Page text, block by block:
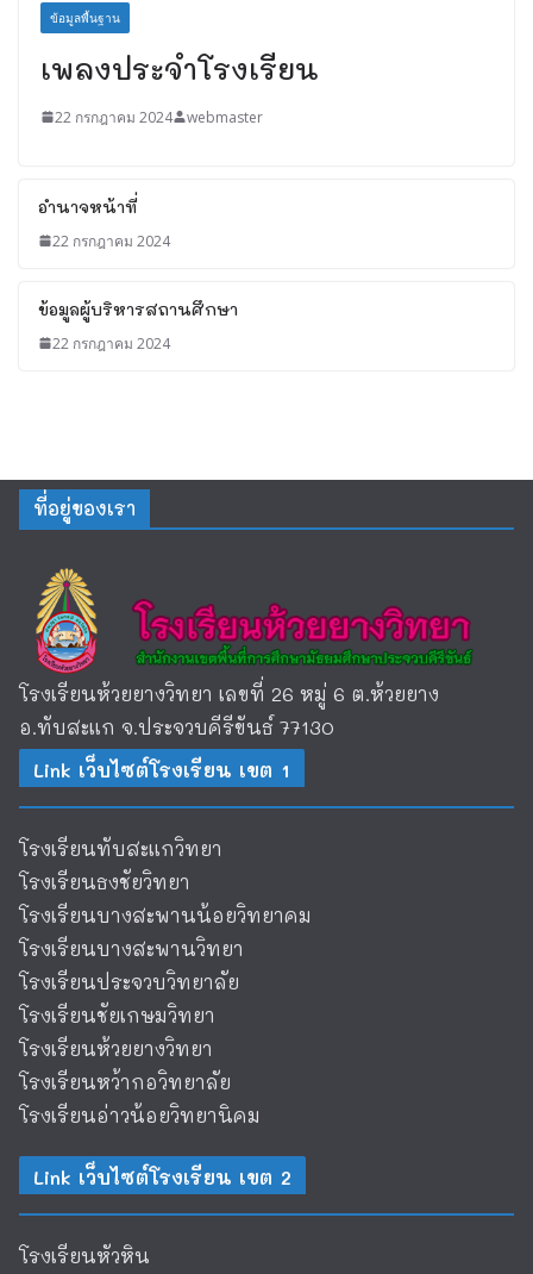
ข้อมูลพื้นฐาน
เพลงประจำโรงเรียน
22 กรกฎาคม 2024 webmaster
อำนาจหน้าที่
22 กรกฎาคม 2024
ข้อมูลผู้บริหารสถานศึกษา
22 กรกฎาคม 2024
ที่อยู่ของเรา
โรงเรียนห้วยยางวิทยา เลขที่ 26 หมู่ 6 ต.ห้วยยาง
อ.ทับสะแก จ.ประจวบคีรีขันธ์ 77130
Link เว็บไซต์โรงเรียน เขต 1
โรงเรียนทับสะแกวิทยา
โรงเรียนธงชัยวิทยา
โรงเรียนบางสะพานน้อยวิทยาคม
โรงเรียนบางสะพานวิทยา
โรงเรียนประจวบวิทยาลัย
โรงเรียนชัยเกษมวิทยา
โรงเรียนห้วยยางวิทยา
โรงเรียนหว้ากอวิทยาลัย
โรงเรียนอ่าวน้อยวิทยานิคม
Link เว็บไซต์โรงเรียน เขต 2
โรงเรียนหัวหิน